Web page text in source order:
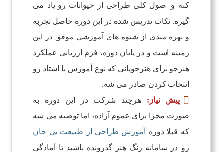
کنه و اصول کلی طراحی از حیوانات رو یاد می
گیره. نکات تدریس شده در این دوره حاصل تجربه
و بهره مندی از شیوه های آموزشی موفق در این
زمینه است و در پایان دوره، فرم ارزیابی عملکرد
هنرجو برای هنرجویانی که نوع آموزش با استاد رو
انتخاب کردن صادر می شه.
پیش نیاز: هرچند شرکت در این دوره به
صورت مجزا برای عموم آزاده، اما توصیه می شه
که قبلا دوره
آموزش طراحی از طبیعت بی جان
رو در سامانه رنگ هنر گذرونده باشید تا آمادگی